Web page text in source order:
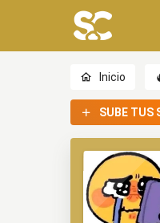
Inicio
SUBE TUS